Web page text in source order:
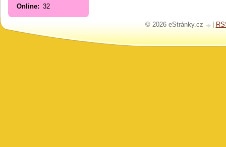
Online: 32
© 2026 eStránky.cz